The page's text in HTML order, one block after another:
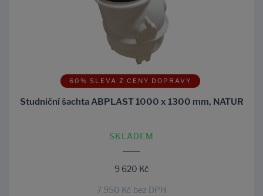
60% SLEVA Z CENY DOPRAVY
Studniční šachta ABPLAST 1000 x 1300 mm, NATUR
SKLADEM
9 620 Kč
7 950 Kč bez DPH